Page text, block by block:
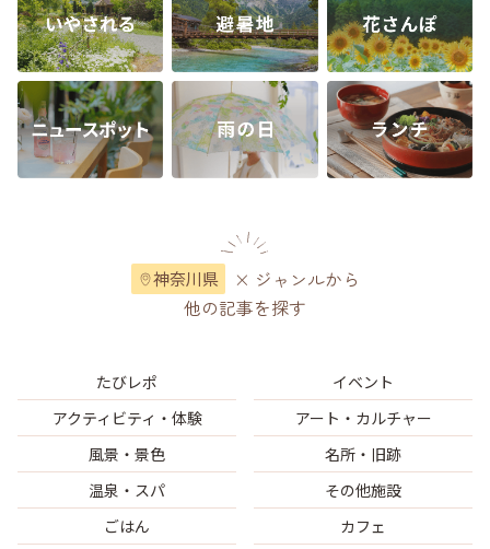
神奈川県
× ジャンルから
他の記事を探す
たびレポ
イベント
アクティビティ・体験
アート・カルチャー
風景・景色
名所・旧跡
温泉・スパ
その他施設
ごはん
カフェ